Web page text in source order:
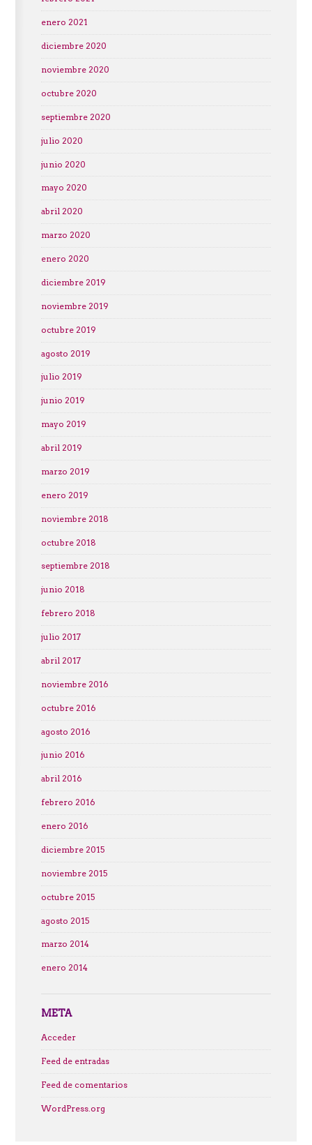
enero 2021
diciembre 2020
noviembre 2020
octubre 2020
septiembre 2020
julio 2020
junio 2020
mayo 2020
abril 2020
marzo 2020
enero 2020
diciembre 2019
noviembre 2019
octubre 2019
agosto 2019
julio 2019
junio 2019
mayo 2019
abril 2019
marzo 2019
enero 2019
noviembre 2018
octubre 2018
septiembre 2018
junio 2018
febrero 2018
julio 2017
abril 2017
noviembre 2016
octubre 2016
agosto 2016
junio 2016
abril 2016
febrero 2016
enero 2016
diciembre 2015
noviembre 2015
octubre 2015
agosto 2015
marzo 2014
enero 2014
META
Acceder
Feed de entradas
Feed de comentarios
WordPress.org